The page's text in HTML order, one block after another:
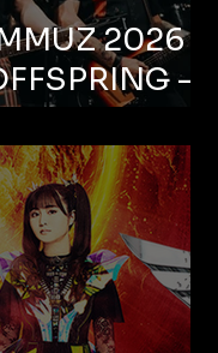
2026 –
–
Life Park